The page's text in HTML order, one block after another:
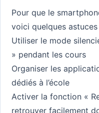
Pour que le
voici quelques
Utiliser le mode
» pendant les cours
Organiser les
dédiés à l’école
Activer la fonction «
retrouver facilement